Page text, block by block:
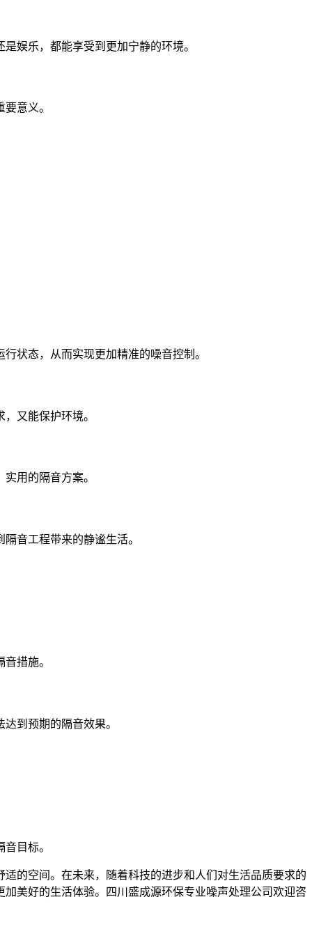
娱乐，都能享受到更加宁静的环境。
意义。
状态，从而实现更加精准的噪音控制。
又能保护环境。
用的隔音方案。
音工程带来的静谧生活。
措施。
到预期的隔音效果。
目标。
的空间。在未来，随着科技的进步和人们对生活品质要求的
美好的生活体验。四川盛成源环保专业噪声处理公司欢迎咨